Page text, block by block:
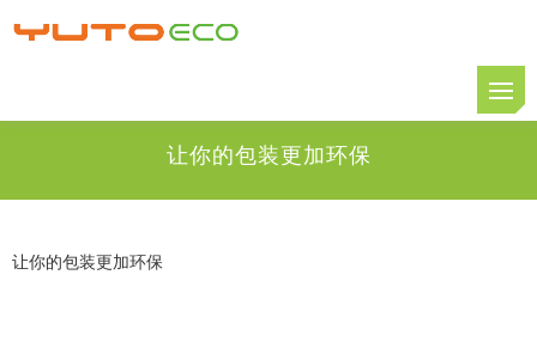
让你的包装更加环保
让你的包装更加环保